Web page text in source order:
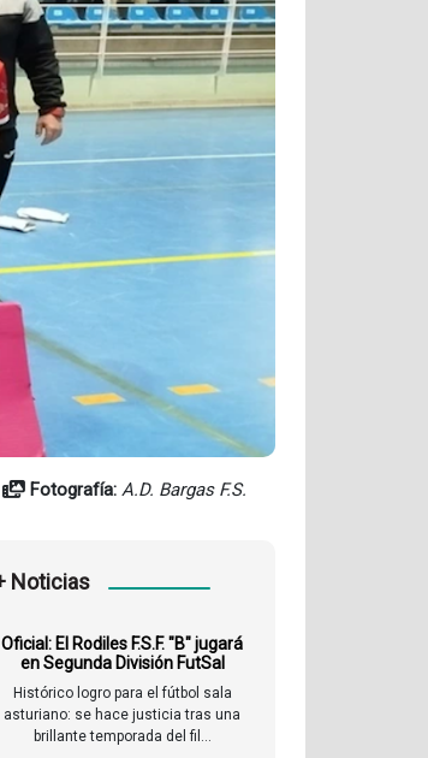
Fotografía: A.D. Bargas F.S.
Noticias
Oficial: El Rodiles F.S.F. "B" jugará
en Segunda División FutSal
Histórico logro para el fútbol sala
asturiano: se hace justicia tras una
brillante temporada del fil...